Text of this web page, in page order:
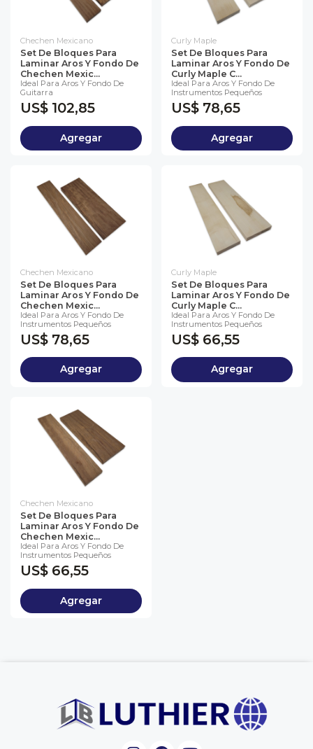
Chechen Mexicano
Set De Bloques Para
Laminar Aros Y Fondo De
Chechen Mexic...
Ideal Para Aros Y Fondo De
Guitarra
US$ 102,85
Agregar
Curly Maple
Set De Bloques Para
Laminar Aros Y Fondo De
Curly Maple C...
Ideal Para Aros Y Fondo De
Instrumentos Pequeños
US$ 78,65
Agregar
Chechen Mexicano
Set De Bloques Para
Laminar Aros Y Fondo De
Chechen Mexic...
Ideal Para Aros Y Fondo De
Instrumentos Pequeños
US$ 78,65
Agregar
Curly Maple
Set De Bloques Para
Laminar Aros Y Fondo De
Curly Maple C...
Ideal Para Aros Y Fondo De
Instrumentos Pequeños
US$ 66,55
Agregar
Chechen Mexicano
Set De Bloques Para
Laminar Aros Y Fondo De
Chechen Mexic...
Ideal Para Aros Y Fondo De
Instrumentos Pequeños
US$ 66,55
Agregar